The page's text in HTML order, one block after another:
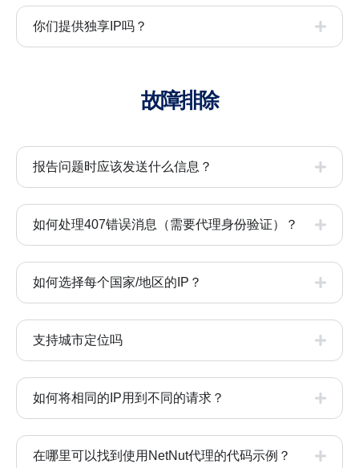
你们提供独享IP吗？
故障排除
报告问题时应该发送什么信息？
如何处理407错误消息（需要代理身份验证）？
如何选择每个国家/地区的IP？
支持城市定位吗
如何将相同的IP用到不同的请求？
在哪里可以找到使用NetNut代理的代码示例？